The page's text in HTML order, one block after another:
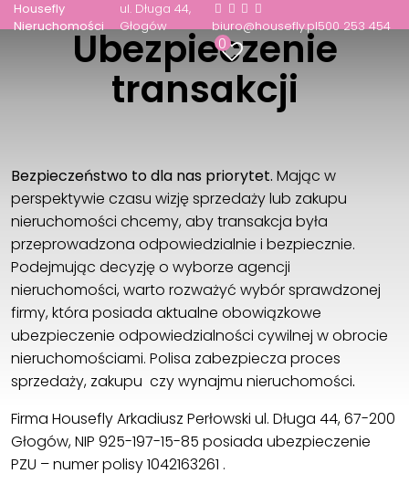
Housefly
Nieruchomości
ul. Długa 44
Głogów
biuro@housefly.pl500 253 454
0
Ubezpieczenie
transakcji
Bezpieczeństwo to dla nas priorytet. Mając w
perspektywie czasu wizję sprzedaży lub zakupu
nieruchomości chcemy, aby transakcja była
przeprowadzona odpowiedzialnie i bezpiecznie.
Podejmując decyzję o wyborze agencji
nieruchomości, warto rozważyć wybór sprawdzonej
firmy, która posiada aktualne obowiązkowe
ubezpieczenie odpowiedzialności cywilnej w obrocie
nieruchomościami. Polisa zabezpiecza proces
sprzedaży, zakupu czy wynajmu nieruchomości.
Firma Housefly Arkadiusz Perłowski ul. Długa 44, 67-200
Głogów, NIP 925-197-15-85 posiada ubezpieczenie
PZU – numer polisy 1042163261 .